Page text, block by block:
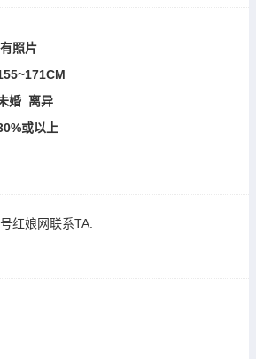
有照片
婚 离异
或以上
红娘网联系TA